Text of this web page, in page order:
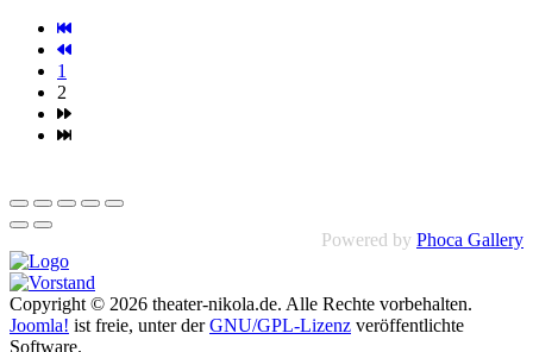
1
2
Powered by Phoca Gallery
Copyright © 2026 theater-nikola.de. Alle Rechte vorbehalten.
Joomla! ist freie, unter derGNU/GPL-Lizenz veröffentlichte
Software.